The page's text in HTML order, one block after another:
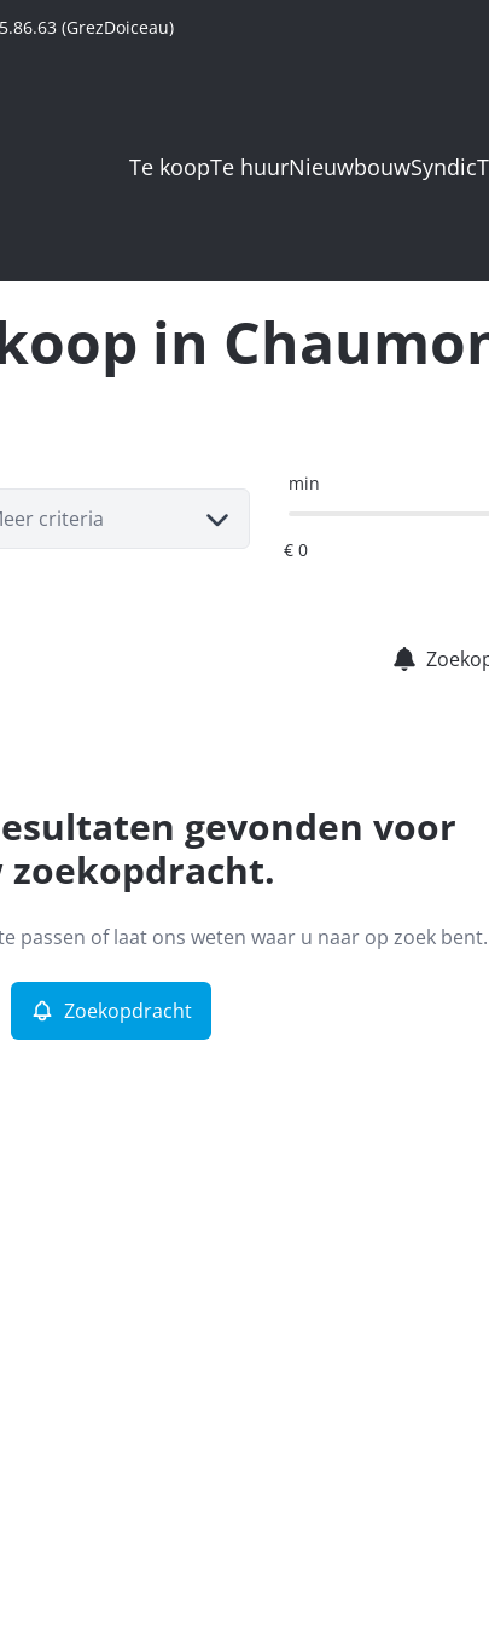
(GrezDoiceau)
Te koopTe huurNieuwbouwSyndic
in
criteria
min
gevonden voor
zoekopdracht.
passen of laat ons weten waar u naar op zoek bent.
Zoekopdracht